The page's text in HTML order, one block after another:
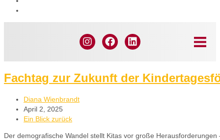
Fachtag zur Zukunft der
Diana Wienbrandt
April 2, 2025
Ein Blick zurück
Der demografische Wandel stellt Kitas vor große